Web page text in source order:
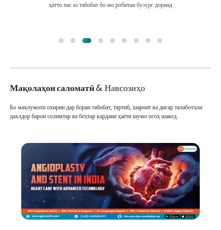
ҳатто пас аз табобат бо мо робитаи бузург доранд
Мақолаҳои саломатӣ& Навсозиҳо
Бо маълумоти охирин дар бораи табобат, тартиб, шароит ва дигар талаботҳои
дахлдор барои солимтар ва беҳтар кардани ҳаёти шумо огоҳ шавед.